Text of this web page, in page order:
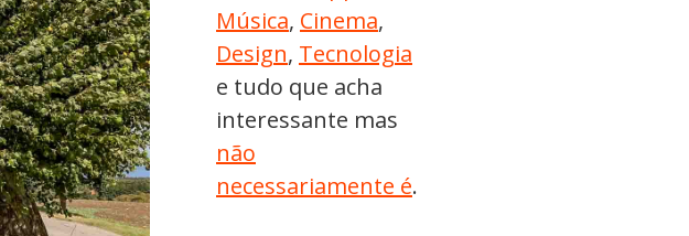
Música, Cinema,
Design, Tecnologia
e tudo que acha
interessante mas
não
necessariamente é.